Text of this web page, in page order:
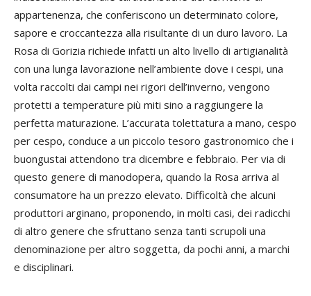
appartenenza, che conferiscono un determinato colore,
sapore e croccantezza alla risultante di un duro lavoro. La
Rosa di Gorizia richiede infatti un alto livello di artigianalità
con una lunga lavorazione nell’ambiente dove i cespi, una
volta raccolti dai campi nei rigori dell’inverno, vengono
protetti a temperature più miti sino a raggiungere la
perfetta maturazione. L’accurata tolettatura a mano, cespo
per cespo, conduce a un piccolo tesoro gastronomico che i
buongustai attendono tra dicembre e febbraio. Per via di
questo genere di manodopera, quando la Rosa arriva al
consumatore ha un prezzo elevato. Difficoltà che alcuni
produttori arginano, proponendo, in molti casi, dei radicchi
di altro genere che sfruttano senza tanti scrupoli una
denominazione per altro soggetta, da pochi anni, a marchi
e disciplinari.